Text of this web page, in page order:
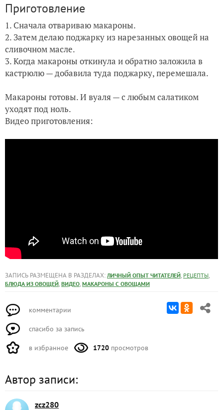
Приготовление
1. Сначала отвариваю макароны.
2. Затем делаю поджарку из нарезанных овощей на
сливочном масле.
3. Когда макароны откинула и обратно заложила в
кастрюлю — добавила туда поджарку, перемешала.
Макароны готовы. И вуаля — с любым салатиком
уходят под ноль.
Видео приготовления:
ЗАПИСЬ РАЗМЕЩЕНА В РАЗДЕЛАХ: ЛИЧНЫЙ ОПЫТ ЧИТАТЕЛЕЙ, РЕЦЕПТЫ,
БЛЮДА ИЗ ОВОЩЕЙ, ВИДЕО, МАКАРОНЫ С ОВОЩАМИ
комментарии
спасибо за запись
в избранное 1720 просмотров
Автор записи:
zcz280